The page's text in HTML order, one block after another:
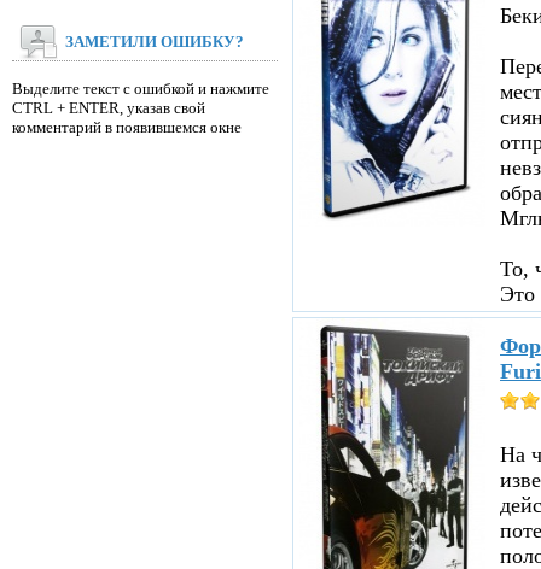
То,
На
ЗАМЕТИЛИ ОШИБКУ?
Выделите текст с ошибкой и нажмите
CTRL + ENTER, указав свой
комментарий в появившемся окне